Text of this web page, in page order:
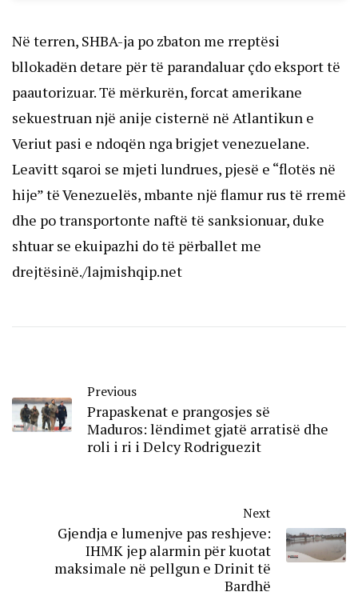
Në terren, SHBA-ja po zbaton me rreptësi
bllokadën detare për të parandaluar çdo eksport të
paautorizuar. Të mërkurën, forcat amerikane
sekuestruan një anije cisternë në Atlantikun e
Veriut pasi e ndoqën nga brigjet venezuelane.
Leavitt sqaroi se mjeti lundrues, pjesë e “flotës në
hije” të Venezuelës, mbante një flamur rus të rremë
dhe po transportonte naftë të sanksionuar, duke
shtuar se ekuipazhi do të përballet me
drejtësinë./lajmishqip.net
Previous
Prapaskenat e prangosjes së
Maduros: lëndimet gjatë arratisë dhe
roli i ri i Delcy Rodriguezit
Next
Gjendja e lumenjve pas reshjeve:
IHMK jep alarmin për kuotat
maksimale në pellgun e Drinit të
Bardhë